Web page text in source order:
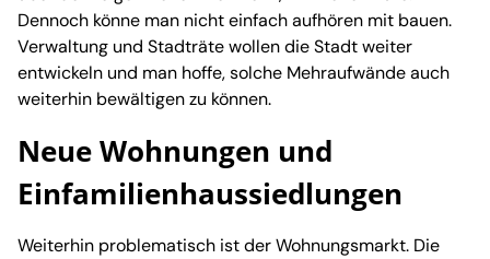
Dennoch könne man nicht einfach aufhören mit bauen.
Verwaltung und Stadträte wollen die Stadt weiter
entwickeln und man hoffe, solche Mehraufwände auch
weiterhin bewältigen zu können.
Neue Wohnungen und
Einfamilienhaussiedlungen
Weiterhin problematisch ist der Wohnungsmarkt. Die